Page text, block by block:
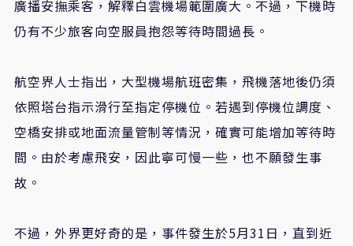
廣播安撫乘客，解釋白雲機場範圍廣大。不過，下機時
仍有不少旅客向空服員抱怨等待時間過長。
航空界人士指出，大型機場航班密集，飛機落地後仍須
依照塔台指示滑行至指定停機位。若遇到停機位調度、
空橋安排或地面流量管制等情況，確實可能增加等待時
間。由於考慮飛安，因此寧可慢一些，也不願發生事
故。
不過，外界更好奇的是，事件發生於5月31日，直到近